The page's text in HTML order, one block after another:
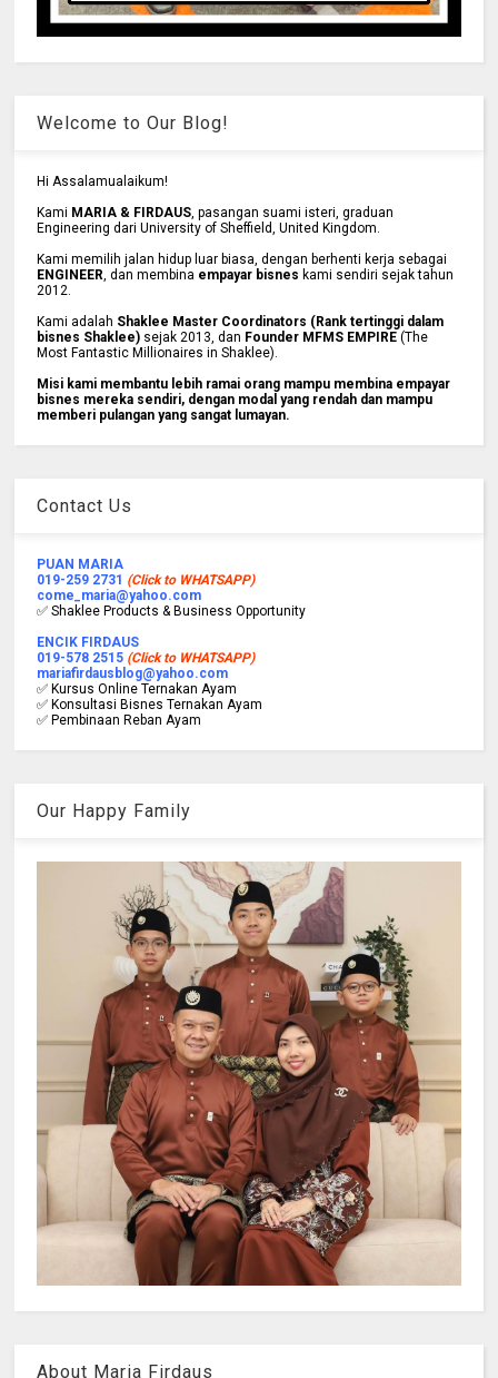
Welcome to Our Blog!
Hi Assalamualaikum!
Kami MARIA & FIRDAUS , pasangan suami isteri, graduan
Engineering dari University of Sheffield, United Kingdom.
Kami memilih jalan hidup luar biasa, dengan berhenti kerja sebagai
ENGINEER , dan membina empayar bisnes kami sendiri sejak tahun
2012.
Kami adalah Shaklee Master Coordinators (Rank tertinggi dalam
bisnes Shaklee) sejak 2013, dan Founder MFMS EMPIRE (The
Most Fantastic Millionaires in Shaklee).
Misi kami membantu lebih ramai orang mampu membina empayar
bisnes mereka sendiri, dengan modal yang rendah dan mampu
memberi pulangan yang sangat lumayan.
Contact Us
PUAN MARIA
019-259 2731 (Click to WHATSAPP)
come_maria@yahoo.com
✅ Shaklee Products & Business Opportunity
ENCIK FIRDAUS
019-578 2515 (Click to WHATSAPP)
mariafirdausblog@yahoo.com
✅ Kursus Online Ternakan Ayam
✅ Konsultasi Bisnes Ternakan Ayam
✅ Pembinaan Reban Ayam
Our Happy Family
About Maria Firdaus